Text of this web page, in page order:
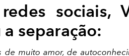
sociais,
separação:
de muito amor, de